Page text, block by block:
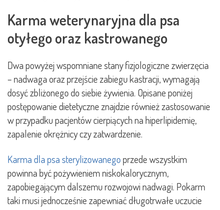
Karma weterynaryjna dla psa
otyłego oraz kastrowanego
Dwa powyżej wspomniane stany fizjologiczne zwierzęcia
– nadwaga oraz przejście zabiegu kastracji, wymagają
dosyć zbliżonego do siebie żywienia. Opisane poniżej
postępowanie dietetyczne znajdzie również zastosowanie
w przypadku pacjentów cierpiących na hiperlipidemię,
zapalenie okrężnicy czy zatwardzenie.
Karma dla psa sterylizowanegoprzede wszystkim
powinna być pożywieniem niskokalorycznym,
zapobiegającym dalszemu rozwojowi nadwagi. Pokarm
taki musi jednocześnie zapewniać długotrwałe uczucie